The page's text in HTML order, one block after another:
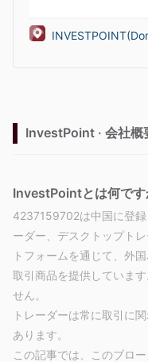
InvestPoint · 会社概
InvestPointとは何です
4237159702は中国に登
ーダー、デスクトップト
トフォームを通じて、外
取引商品を提供していま
せん。
トレーダーは常に取引に
あります。
この記事では、このブロ